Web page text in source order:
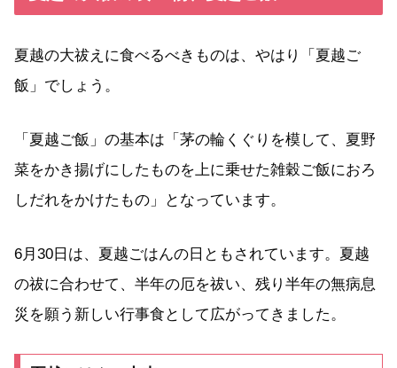
夏越の大祓えに食べるべきものは、やはり「夏越ご
飯」でしょう。
「夏越ご飯」の基本は「茅の輪くぐりを模して、夏野
菜をかき揚げにしたものを上に乗せた雑穀ご飯におろ
しだれをかけたもの」となっています。
6月30日は、夏越ごはんの日ともされています。夏越
の祓に合わせて、半年の厄を祓い、残り半年の無病息
災を願う新しい行事食として広がってきました。